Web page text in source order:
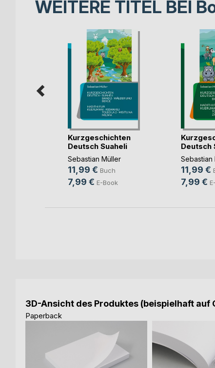
WEITERE TITEL BEI
Kurzgeschichten
Deutsch Suaheli
Wä(...)
Sebastian Müller
11,99 € Buch
7,99 € E-Book
Deutsch
Ti(...)
Sebastian
11,99 €
7,99 €
3D-Ansicht des Produktes (beispielhaft
Paperback